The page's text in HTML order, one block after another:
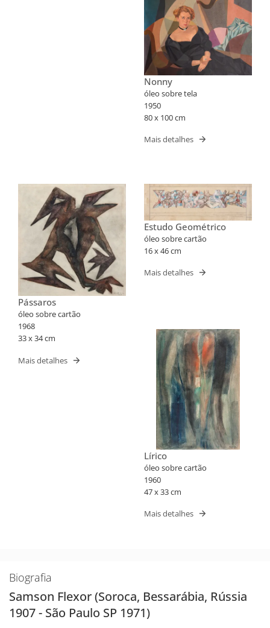
Nonny
óleo sobre tela
1950
80 x 100 cm
Mais detalhes
Pássaros
óleo sobre cartão
1968
33 x 34 cm
Mais detalhes
Estudo Geométrico
óleo sobre cartão
16 x 46 cm
Mais detalhes
Lírico
óleo sobre cartão
1960
47 x 33 cm
Mais detalhes
Biografia
Samson Flexor (Soroca, Bessarábia, Rússia
1907 - São Paulo SP 1971)